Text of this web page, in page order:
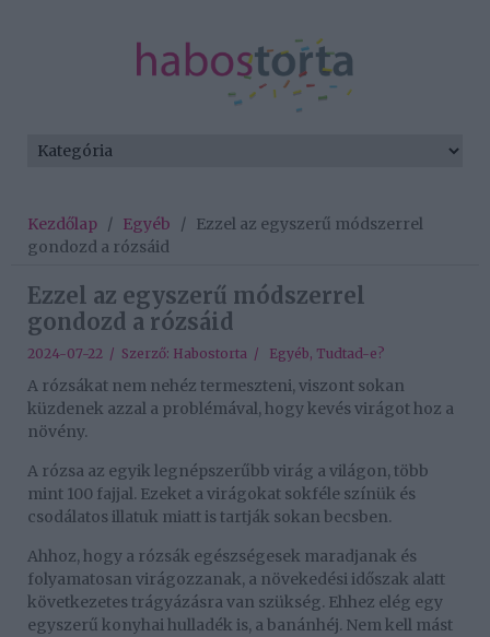
Kezdőlap / Egyéb / Ezzel az egyszerű módszerrel
gondozd a rózsáid
Ezzel az egyszerű módszerrel
gondozd a rózsáid
2024-07-22 / Szerző: Habostorta / Egyéb, Tudtad-e?
A rózsákat nem nehéz termeszteni, viszont sokan
küzdenek azzal a problémával, hogy kevés virágot hoz a
növény.
A rózsa az egyik legnépszerűbb virág a világon, több
mint 100 fajjal. Ezeket a virágokat sokféle színük és
csodálatos illatuk miatt is tartják sokan becsben.
Ahhoz, hogy a rózsák egészségesek maradjanak és
folyamatosan virágozzanak, a növekedési időszak alatt
következetes trágyázásra van szükség. Ehhez elég egy
egyszerű konyhai hulladék is, a banánhéj. Nem kell mást